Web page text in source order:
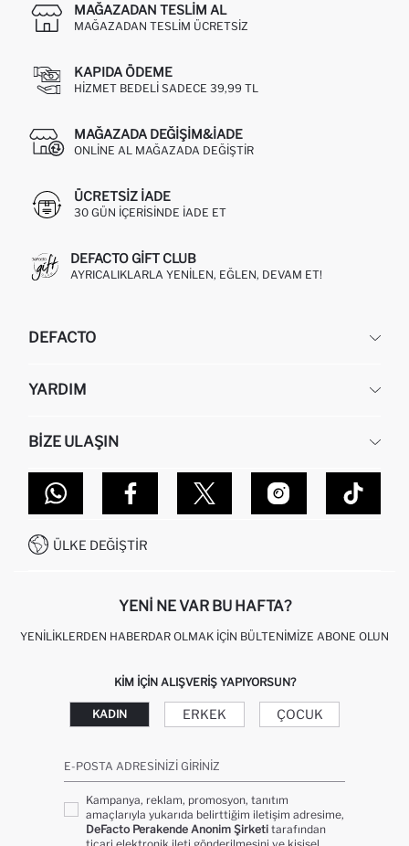
MAĞAZADAN TESLIM AL
MAĞAZADAN TESLIM ÜCRETSIZ
KAPIDA ÖDEME
HIZMET BEDELI SADECE 39,99 TL
MAĞAZADA DEĞIŞIM&İADE
ONLINE AL MAĞAZADA DEĞIŞTIR
ÜCRETSIZ IADE
30 GÜN IÇERISINDE IADE ET
DEFACTO GIFT CLUB
AYRICALIKLARLA YENILEN, EĞLEN, DEVAM ET!
DEFACTO
HAKKIMIZDA
KURUMSAL SATIŞ
DEFACTO TEKNOLOJI
SITEMAP
YARDIM
SIPARIŞIMI NASIL TAKIP EDERIM?
NASIL İADE EDERIM?
GIFT CLUB SIKÇA SORULAN SORULAR
İŞLEM REHBERI
KAMPANYALAR
BIZE ULAŞIN
MAĞAZALARIMIZ
İLETIŞIM FORMU
0850 333 22 86
ÜLKE DEĞIŞTIR
YENI NE VAR BU HAFTA?
YENILIKLERDEN HABERDAR OLMAK İÇIN BÜLTENIMIZE ABONE OLUN
KIM IÇIN ALIŞVERIŞ YAPIYORSUN?
KADIN ERKEK ÇOCUK
E-POSTA ADRESINIZI GIRINIZ
Kampanya, reklam, promosyon, tanıtım
amaçlarıyla yukarıda belirttiğim iletişim adresime,
DeFacto Perakende Anonim Şirketi tarafından